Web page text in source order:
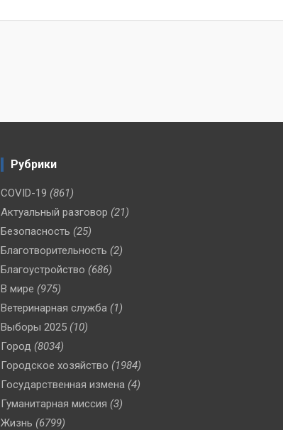
Рубрики
COVID-19 (861)
Актуальный разговор (21)
Безопасность (25)
Благотворительность (2)
Благоустройство (686)
В мире (975)
Ветеринарная служба (1)
Выборы 2025 (10)
Город (8034)
Городское хозяйство (1984)
Государственная измена (4)
Гуманитарная миссия (3)
Жизнь (6799)